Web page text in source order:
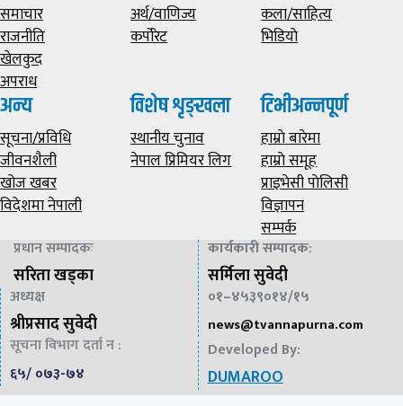
समाचार
राजनीति
खेलकुद
अपराध
अर्थ/वाणिज्य
कर्पोरेट
कला/साहित्य
भिडियाे
अन्य
सूचना/प्रविधि
जीवनशैली
खोज खबर
विदेशमा नेपाली
विशेष शृङ्खला
स्थानीय चुनाव
नेपाल प्रिमियर लिग
टिभीअन्नपूर्ण
हाम्राे बारेमा
हाम्राे समूह
प्राइभेसी पाेलिसी
विज्ञापन
सम्पर्क
प्रधान सम्पादकः
सरिता खड्का
कार्यकारी सम्पादक:
सर्मिला सुवेदी
अध्यक्ष
श्रीप्रसाद सुवेदी
०१–४५३९०१४/१५
news@tvannapurna.com
सूचना विभाग दर्ता न :
६५/ ०७३-७४
Developed By:
DUMAROO